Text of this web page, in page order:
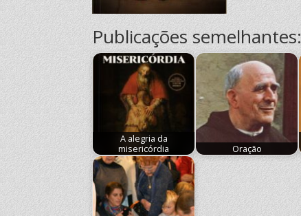
Publicações semelhantes:
A alegria da
misericórdia
Oração